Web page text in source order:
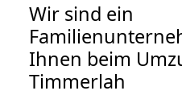
Wir sind ein
Ihnen beim
Timmerlah